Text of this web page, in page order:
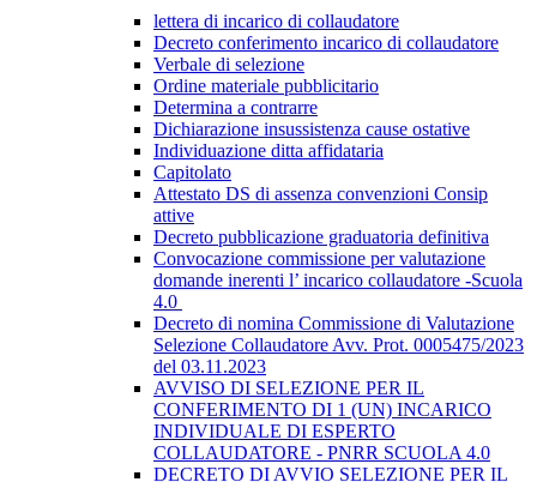
lettera di incarico di collaudatore
Decreto conferimento incarico di collaudatore
Verbale di selezione
Ordine materiale pubblicitario
Determina a contrarre
Dichiarazione insussistenza cause ostative
Individuazione ditta affidataria
Capitolato
Attestato DS di assenza convenzioni Consip
attive
Decreto pubblicazione graduatoria definitiva
Convocazione commissione per valutazione
domande inerenti l’ incarico collaudatore -Scuola
4.0
Decreto di nomina Commissione di Valutazione
Selezione Collaudatore Avv. Prot. 0005475/2023
del 03.11.2023
AVVISO DI SELEZIONE PER IL
CONFERIMENTO DI 1 (UN) INCARICO
INDIVIDUALE DI ESPERTO
COLLAUDATORE - PNRR SCUOLA 4.0
DECRETO DI AVVIO SELEZIONE PER IL